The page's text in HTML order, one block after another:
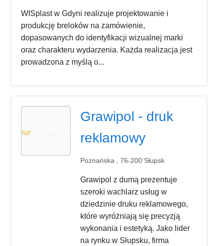
WISplast w Gdyni realizuje projektowanie i
produkcję breloków na zamówienie,
dopasowanych do identyfikacji wizualnej marki
oraz charakteru wydarzenia. Każda realizacja jest
prowadzona z myślą o...
Grawipol - druk
reklamowy
Poznańska , 76-200 Słupsk
Grawipol z dumą prezentuje
szeroki wachlarz usług w
dziedzinie druku reklamowego,
które wyróżniają się precyzją
wykonania i estetyką. Jako lider
na rynku w Słupsku, firma